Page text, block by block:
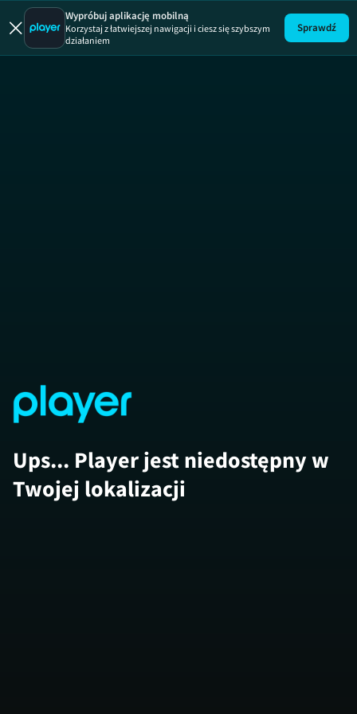
Wypróbuj aplikację mobilną
Korzystaj z łatwiejszej nawigacji i ciesz się szybszym
działaniem
Sprawdź
Ups... Player jest niedostępny w
Twojej lokalizacji